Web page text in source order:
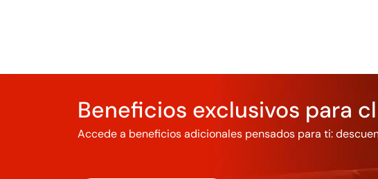
Beneficios exclusivos para
Accede a beneficios adicionales pensados para ti: